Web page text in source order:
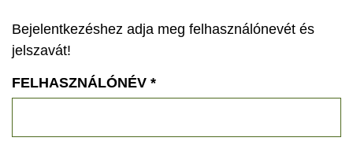
VÍZVÉDELEM
ÖKOTURIZMUS
Bejelentkezéshez adja meg felhasználónevét és
jelszavát!
FELHASZNÁLÓNÉV *